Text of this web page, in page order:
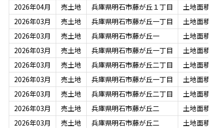
2026年04月
売土地 兵庫県明石市藤が丘１丁目
土地面積
2026年03月
売土地 兵庫県明石市藤が丘一丁目
土地面積
2026年03月
売土地 兵庫県明石市藤が丘一
土地面積
2026年03月
売土地 兵庫県明石市藤が丘一丁目
土地面積
2026年03月
売土地 兵庫県明石市藤が丘二丁目
土地面積
2026年03月
売土地 兵庫県明石市藤が丘一丁目
土地面積
2026年03月
売土地 兵庫県明石市藤が丘二丁目
土地面積
2026年03月
売土地 兵庫県明石市藤が丘二
土地面積
2026年03月
売土地 兵庫県明石市藤が丘二
土地面積